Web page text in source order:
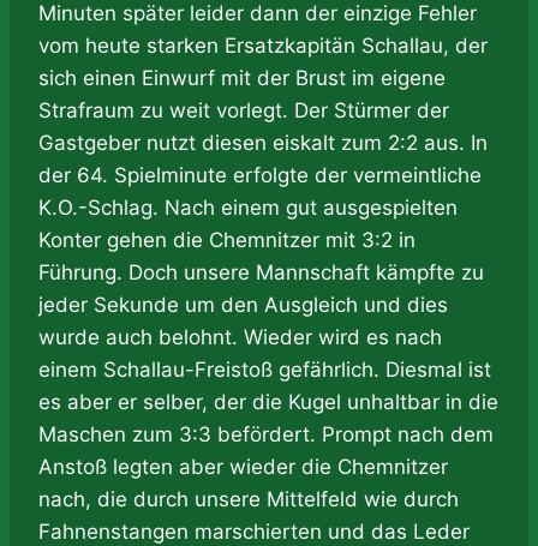
Minuten später leider dann der einzige Fehler
vom heute starken Ersatzkapitän Schallau, der
sich einen Einwurf mit der Brust im eigene
Strafraum zu weit vorlegt. Der Stürmer der
Gastgeber nutzt diesen eiskalt zum 2:2 aus. In
der 64. Spielminute erfolgte der vermeintliche
K.O.-Schlag. Nach einem gut ausgespielten
Konter gehen die Chemnitzer mit 3:2 in
Führung. Doch unsere Mannschaft kämpfte zu
jeder Sekunde um den Ausgleich und dies
wurde auch belohnt. Wieder wird es nach
einem Schallau-Freistoß gefährlich. Diesmal ist
es aber er selber, der die Kugel unhaltbar in die
Maschen zum 3:3 befördert. Prompt nach dem
Anstoß legten aber wieder die Chemnitzer
nach, die durch unsere Mittelfeld wie durch
Fahnenstangen marschierten und das Leder